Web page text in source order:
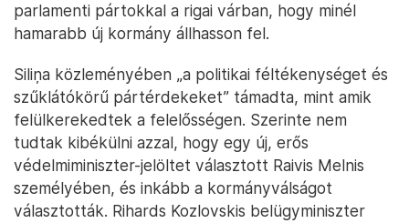
parlamenti pártokkal a rigai várban, hogy minél
hamarabb új kormány állhasson fel.
Siliņa közleményében „a politikai féltékenységet és
szűklátókörű pártérdekeket” támadta, mint amik
felülkerekedtek a felelősségen. Szerinte nem
tudtak kibékülni azzal, hogy egy új, erős
védelmiminiszter-jelöltet választott Raivis Melnis
személyében, és inkább a kormányválságot
választották. Rihards Kozlovskis belügyminiszter